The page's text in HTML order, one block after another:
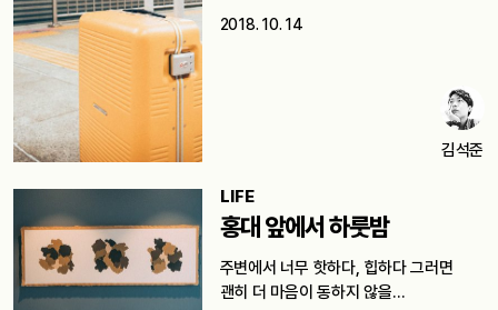
2018. 10. 14
김석준
LIFE
홍대 앞에서 하룻밤
주변에서 너무 핫하다, 힙하다 그러면
괜히 더 마음이 동하지 않을…